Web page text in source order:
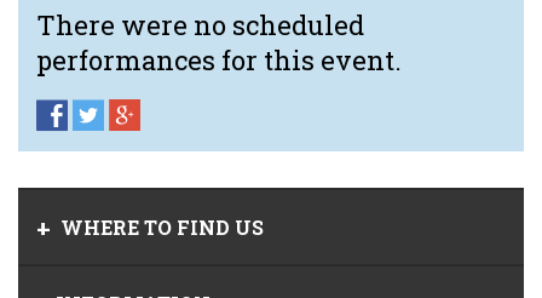
There were no scheduled
performances for this event.
WHERE TO FIND US